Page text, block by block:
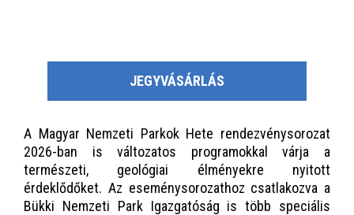
JEGYVÁSÁRLÁS
A Magyar Nemzeti Parkok Hete rendezvénysorozat
2026-ban is változatos programokkal várja a
természeti, geológiai élményekre nyitott
érdeklődőket. Az eseménysorozathoz csatlakozva a
Bükki Nemzeti Park Igazgatóság is több speciális